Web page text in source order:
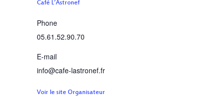
Café L’Astronef
Phone
05.61.52.90.70
E-mail
info@cafe-lastronef.fr
Voir le site Organisateur